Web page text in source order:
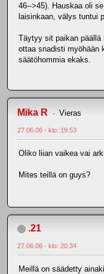
46-->45). Hauskaa oli
laisinkaan, välys tuntui
Täytyy sit paikan
ottaa snadisti myöhään
säätöhommia ekaks.
Mika R Vieras
27.06.06 - klo: 19.53
Oliko liian vaikea vai
Mites teillä on guys?
.21
27.06.06 - klo: 20.34
Meillä on säädetty